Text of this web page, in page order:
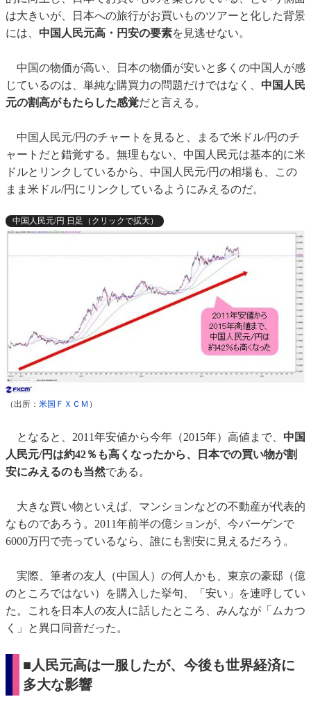
は大きいが、日本への旅行がお買いものツアーと化した背景
には、 中国人民元高・円安の要素を見逃せない。
中国の物価が高い、日本の物価が安いと多くの中国人が感
じているのは、単純な購買力の問題だけではなく、 中国人民
元の割高がもたらした感覚だと言える。
中国人民元/円のチャートを見ると、まるで米ドル/円のチ
ャートだと錯覚する。無理もない、中国人民元は基本的に米
ドルとリンクしているから、中国人民元/円の相場も、この
まま米ドル/円にリンクしているようにみえるのだ。
中国人民元/円 日足（クリックで拡大）
（出所： 米国ＦＸＣＭ ）
となると、2011年安値から今年（2015年）高値まで、 中国
人民元/円は約42％も高くなったから、日本での買い物が割
安にみえるのも当然である。
大きな買い物といえば、マンションなどの不動産が代表的
なものであろう。2011年前半の億ションが、今バーゲンで
6000万円で売っているなら、誰にも割安に見えるだろう。
実際、筆者の友人（中国人）の何人かも、東京の豪邸（億
のところではない）を購入した挙句、「安い」を連呼してい
た。これを日本人の友人に話したところ、みんなが「ムカつ
く」と異口同音だった。
■人民元高は一服したが、今後も世界経済に
多大な影響